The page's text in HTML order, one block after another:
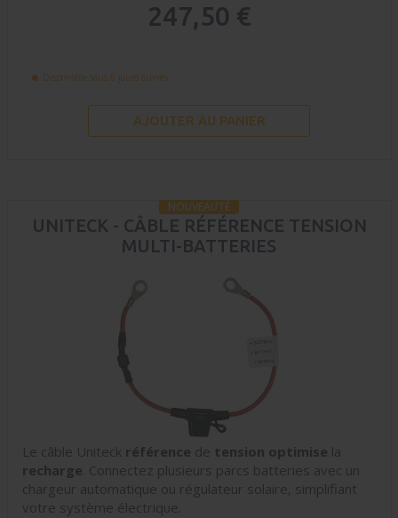
247,50 €
Disponible sous 6 jours ouvrés
AJOUTER AU PANIER
NOUVEAUTÉ
UNITECK - CÂBLE RÉFÉRENCE TENSION
MULTI-BATTERIES
Le câble Uniteck référence de tension optimise la
recharge . Connectez plusieurs parcs batteries avec un
chargeur automatique ou régulateur solaire, simplifiant
votre système électrique.